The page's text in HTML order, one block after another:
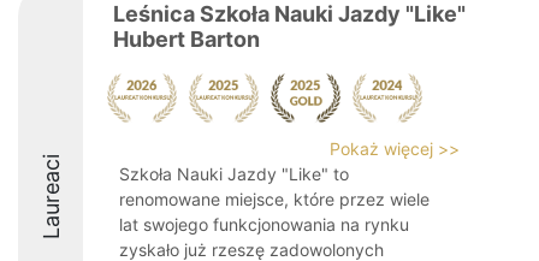
Laureaci
Leśnica Szkoła Nauki Jazdy "Like"
Hubert Barton
Pokaż więcej >>
Szkoła Nauki Jazdy "Like" to
renomowane miejsce, które przez wiele
lat swojego funkcjonowania na rynku
zyskało już rzeszę zadowolonych